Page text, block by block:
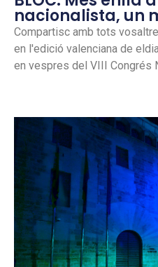
nacionalista, un
Compartisc amb tots
en l'edició valenciana de
en vespres del VIII Congrés